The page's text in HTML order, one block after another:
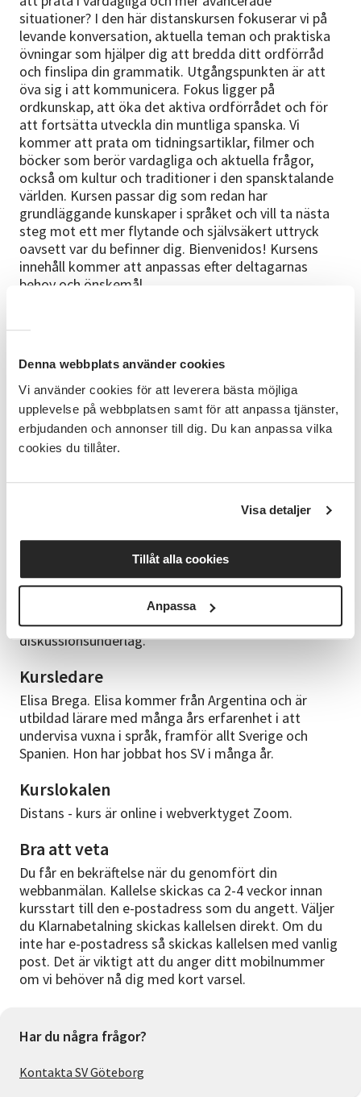
Denna webbplats använder cookies
Vi använder cookies för att leverera bästa möjliga
upplevelse på webbplatsen samt för att anpassa tjänster,
erbjudanden och annonser till dig. Du kan anpassa vilka
cookies du tillåter.
Visa detaljer
Tillåt alla cookies
Anpassa
situationer? I den här distanskursen fokuserar vi på
levande konversation, aktuella teman och praktiska
övningar som hjälper dig att bredda ditt ordförråd
och finslipa din grammatik. Utgångspunkten är att
öva sig i att kommunicera. Fokus ligger på
ordkunskap, att öka det aktiva ordförrådet och för
att fortsätta utveckla din muntliga spanska. Vi
kommer att prata om tidningsartiklar, filmer och
böcker som berör vardagliga och aktuella frågor,
också om kultur och traditioner i den spansktalande
världen. Kursen passar dig som redan har
grundläggande kunskaper i språket och vill ta nästa
steg mot ett mer flytande och självsäkert uttryck
oavsett var du befinner dig. Bienvenidos! Kursens
innehåll kommer att anpassas efter deltagarnas
behov och önskemål.
kunskaper i språket och vill ta nästa steg mot ett
befinner dig.
Kursupplägg
OBS! Denna kurs är digital. Kursen omfattar 2 x 45
till Zoom mailas ut i samband med kursstart. Det du
eller surfplatta (gärna med kamera) och en
internetuppkoppling.
Ledaren tillhandahåller eget material som
diskussionsunderlag.
Kursledare
Elisa Brega. Elisa kommer från Argentina och är
utbildad lärare med många års erfarenhet i att
undervisa vuxna i språk, framför allt Sverige och
Spanien. Hon har jobbat hos SV i många år.
Kurslokalen
Distans - kurs är online i webverktyget Zoom.
Bra att veta
Du får en bekräftelse när du genomfört din
webbanmälan. Kallelse skickas ca 2-4 veckor innan
kursstart till den e-postadress som du angett. Väljer
du Klarnabetalning skickas kallelsen direkt. Om du
inte har e-postadress så skickas kallelsen med vanlig
post. Det är viktigt att du anger ditt mobilnummer
om vi behöver nå dig med kort varsel.
Har du några frågor?
Kontakta SV Göteborg